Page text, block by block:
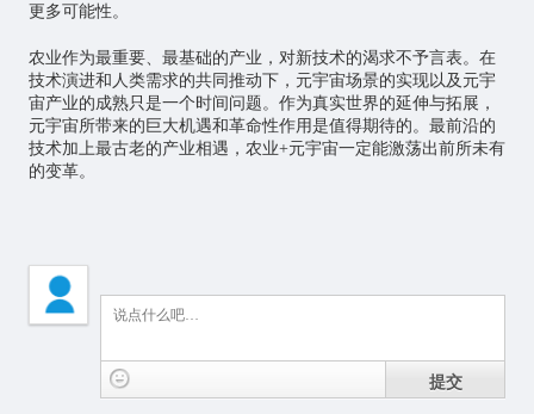
更多可能性。
农业作为最重要、最基础的产业，对新技术的渴求不予言表。在
技术演进和人类需求的共同推动下，元宇宙场景的实现以及元宇
宙产业的成熟只是一个时间问题。作为真实世界的延伸与拓展，
元宇宙所带来的巨大机遇和革命性作用是值得期待的。最前沿的
技术加上最古老的产业相遇，农业+元宇宙一定能激荡出前所未有
的变革。
提交